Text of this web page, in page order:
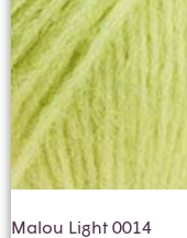
Malou Light 0014